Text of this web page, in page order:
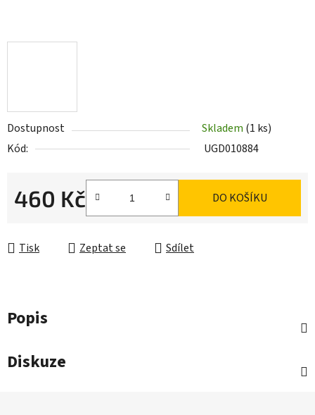
Dostupnost Skladem (1 ks)
Kód:
UGD010884
460 Kč DO KOŠÍKU
Tisk Zeptat se Sdílet
Popis
Diskuze